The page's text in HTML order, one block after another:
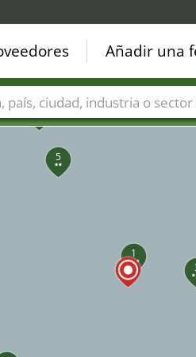
1
5
8
9
Añadir una
Ciudades Sectores de ferias